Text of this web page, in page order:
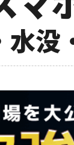
水没